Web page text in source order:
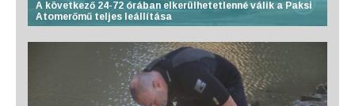
A következő 24-72 órában elkerülhetetlenné válik a Paksi
Atomerőmű teljes leállítása